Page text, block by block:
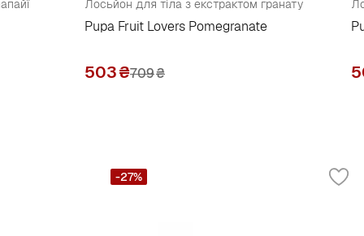
Лосьйон для тіла з екстрактом гранату
Pupa Fruit Lovers Pomegranate
503₴709₴
-27%